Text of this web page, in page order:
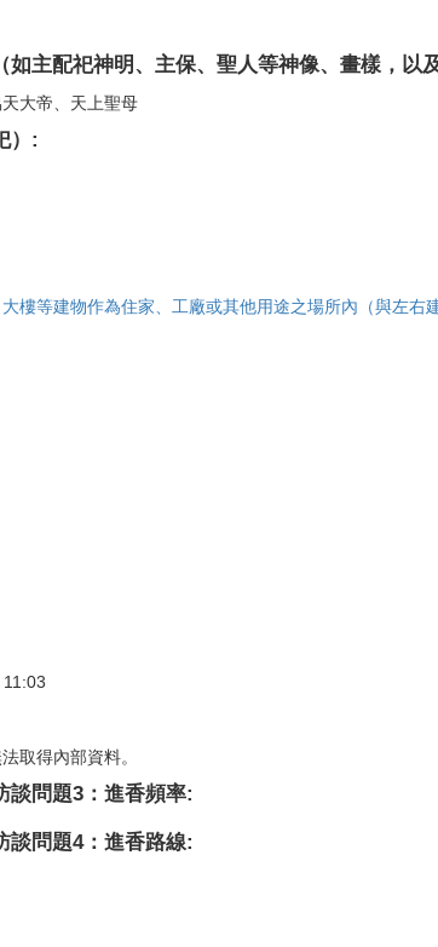
如主配祀神明、主保、聖人等神像、畫樣，以
大帝、天上聖母
）:
樓等建物作為住家、工廠或其他用途之場所內（與左右
取得內部資料。
談問題3：進香頻率:
談問題4：進香路線: